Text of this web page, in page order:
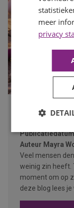
Waarom de
Publicatiedatum
Auteur Mayra
Veel mensen
weinig zin heeft.
moment om op
deze blog lees je
meer
privacy